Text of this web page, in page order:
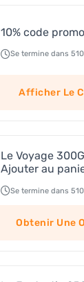
10% code promo
Se termine dans
Afficher Le
Le Voyage
Ajouter au
Se termine dans
Obtenir Une